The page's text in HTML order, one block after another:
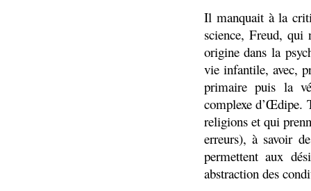
Il manquait à la
science, Freud,
origine dans la
vie infantile, avec,
primaire puis la
complexe d’Œdipe.
religions et qui
erreurs), à savoir
permettent aux
abstraction des